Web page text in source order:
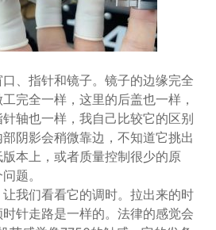
、指针和镜子。镜子的边缘完全
完全一样，这里的后盖也一样，
轴也一样，我自己比较它的区别
阴影会稍微靠边，不知道它挑出
本上，或者质量控制很少的原
题。
我们看看它的调时。拉出来的时
针走路是一样的。法律的感觉会